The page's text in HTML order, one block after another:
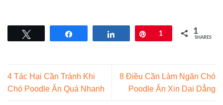
Pin
1 1
SHARES
4 Tác Hại Cần Tránh Khi
Chó Poodle Ăn Quá Nhanh
8 Điều Cần Làm Ngăn Chó
Poodle Ăn Xin Dai Dẳng